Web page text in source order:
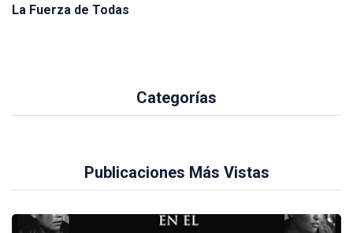
La Fuerza de Todas
Categorías
Publicaciones Más Vistas